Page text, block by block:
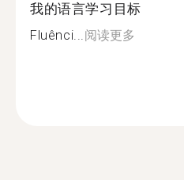
我的语言学习目标
Fluênci...阅读更多